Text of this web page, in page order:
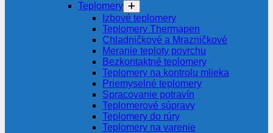
Teplomery
Izbové teplomery
Teplomery Thermapen
Chladničkové a Mrazničkové
Meranie teploty povrchu
Bezkontaktné teplomery
Teplomery na kontrolu mlieka
Priemyselné teplomery
Spracovanie potravín
Teplomerové súpravy
Teplomery do rúry
Teplomery na varenie